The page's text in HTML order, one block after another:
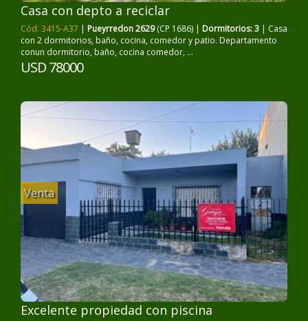
Casa con depto a reciclar
Cód. 3415-A37 | Pueyrredon 2629(CP 1686) | Dormitorios: 3 | Casa
con 2 dormitorios, baño, cocina, comedor y patio. Departamento
conun dormitorio, baño, cocina comedor, ...
USD 78000
Venta
Excelente propiedad con piscina